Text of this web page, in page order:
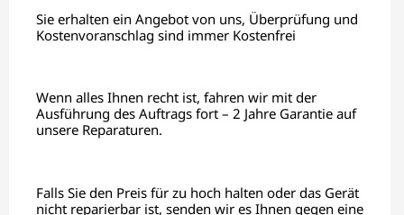
Sie erhalten ein Angebot von uns, Überprüfung und
Kostenvoranschlag sind immer Kostenfrei
Wenn alles Ihnen recht ist, fahren wir mit der
Ausführung des Auftrags fort – 2 Jahre Garantie auf
unsere Reparaturen.
Falls Sie den Preis für zu hoch halten oder das Gerät
nicht reparierbar ist, senden wir es Ihnen gegen eine